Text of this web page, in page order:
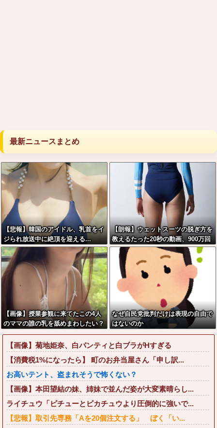
最新ニュースまとめ
【悲報】韓国のアイドル、乳首をイ
ジられ放送中に絶頂を迎える...
【朗報】ウェットスーツの脱ぎ方を
教えるたった20秒の動画、900万回
以上再生される
【画像】授業参観に来てたこの4人
のママの誰の乳を舐めまわしたい？
wwwwww
なぜ自民党批判だけは表現の自由で
はないのか
【画像】菊地姫奈、白パンティと白ブラがHすぎる
【消費税1%になったら】 町のお弁当屋さん「申し訳...
お高いテント、盗まれそうで怖くない？
【画像】本田望結の妹、姉妹で並んだ姿が大変素晴らし...
ライチュウ「ピチューとピカチュウより圧倒的に強いで...
【悲報】取引先専務「Aを20個注文する」 ぼく「い...